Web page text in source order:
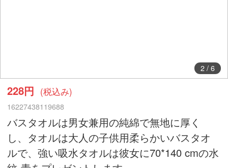
2/ 6
228円 (税込み)
16227438119688
バスタオルは男女兼用の純綿で無地に厚く
し、タオルは大人の子供用柔らかいバスタオ
ルで、強い吸水タオルは彼女に70*140 cmの水